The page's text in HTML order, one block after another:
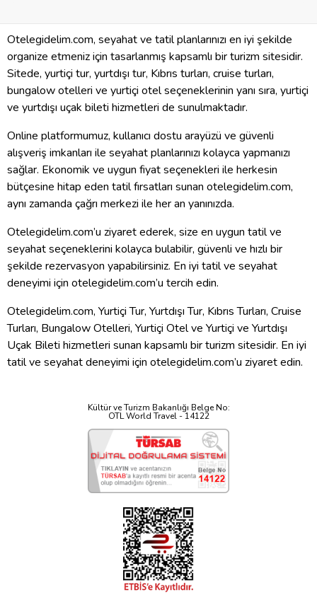
Otelegidelim.com, seyahat ve tatil planlarınızı en iyi şekilde
organize etmeniz için tasarlanmış kapsamlı bir turizm sitesidir.
Sitede, yurtiçi tur, yurtdışı tur, Kıbrıs turları, cruise turları,
bungalow otelleri ve yurtiçi otel seçeneklerinin yanı sıra, yurtiçi
ve yurtdışı uçak bileti hizmetleri de sunulmaktadır.
Online platformumuz, kullanıcı dostu arayüzü ve güvenli
alışveriş imkanları ile seyahat planlarınızı kolayca yapmanızı
sağlar. Ekonomik ve uygun fiyat seçenekleri ile herkesin
bütçesine hitap eden tatil fırsatları sunan otelegidelim.com,
aynı zamanda çağrı merkezi ile her an yanınızda.
Otelegidelim.com’u ziyaret ederek, size en uygun tatil ve
seyahat seçeneklerini kolayca bulabilir, güvenli ve hızlı bir
şekilde rezervasyon yapabilirsiniz. En iyi tatil ve seyahat
deneyimi için otelegidelim.com’u tercih edin.
Otelegidelim.com, Yurtiçi Tur, Yurtdışı Tur, Kıbrıs Turları, Cruise
Turları, Bungalow Otelleri, Yurtiçi Otel ve Yurtiçi ve Yurtdışı
Uçak Bileti hizmetleri sunan kapsamlı bir turizm sitesidir. En iyi
tatil ve seyahat deneyimi için otelegidelim.com’u ziyaret edin.
Kültür ve Turizm Bakanlığı Belge No:
OTL World Travel - 14122